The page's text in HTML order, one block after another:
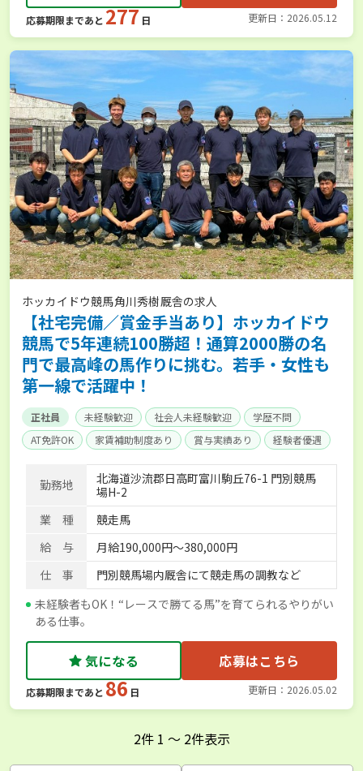
応募期限まであと 277 日 更新日：2026.05.12
ホッカイドウ競馬角川秀樹厩舎の求人
【社宅完備／賞金手当あり】ホッカイドウ
競馬で5年連続100勝超！通算2000勝の名
門で最高峰の馬作りに挑む。若手・女性も
第一線で活躍中！
正社員 未経験歓迎 社会人未経験歓迎
学歴不問
AT免許OK
家賃補助制度あり 賞与実績あり
経験者優遇
社会保険完備
単身寮あり 世帯寮あり
勤務地
北海道沙流郡日高町富川駒丘76-1 門別競馬
場H-2
業 種
競走馬
給 与
月給190,000円～380,000円
仕 事
門別競馬場内厩舎にて競走馬の調教など
未経験者もOK！“レースで勝てる馬”を育てられるやりがい
ある仕事。
気になる 応募はこちら
応募期限まであと 86 日 更新日：2026.05.02
2件 1 〜 2件表示